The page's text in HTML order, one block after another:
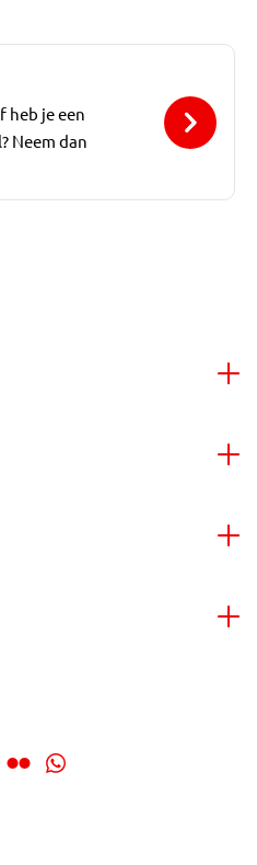
heb je een
Neem dan